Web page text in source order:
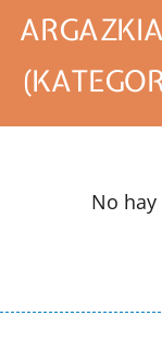
No